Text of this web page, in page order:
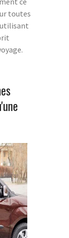
toutes
utilisant